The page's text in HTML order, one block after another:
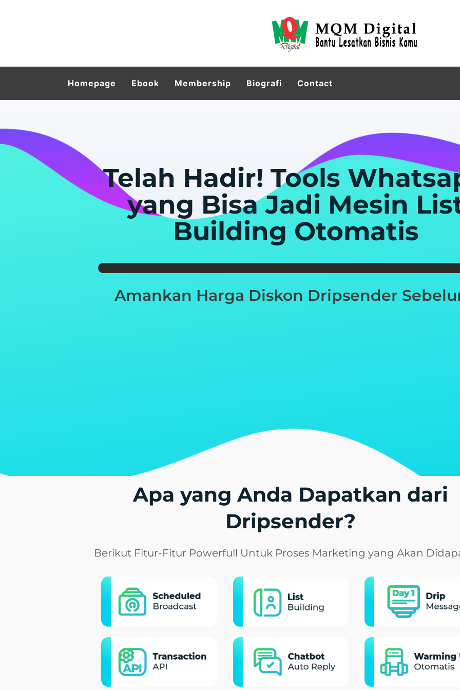
Homepage Ebook Membership Biografi Contact
Telah Hadir! Tools
yang Bisa Jadi Mesin
Building Otomatis
Amankan Harga Diskon Dripsender
Apa yang Anda Dapatkan dari
Dripsender?
Berikut Fitur-Fitur Powerfull Untuk Proses Marketing yang Akan